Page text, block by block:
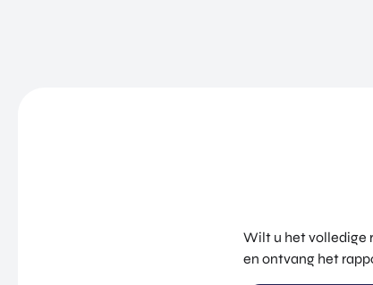
Wilt u het volledige
en ontvang het